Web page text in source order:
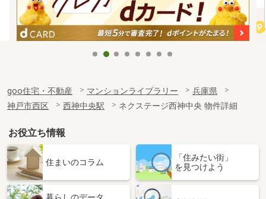
goo住宅・不動産 マンションライブラリー
兵庫県
神戸市西区
西神中央駅 ネクステージ西神中央 物件詳細
お役立ち情報
住まいのコラム
「住みたい街」
を見つけよう
暮らしのデータ